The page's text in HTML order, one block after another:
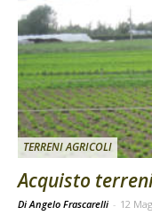
TERRENI AGRICOLI
Acquisto
Di Angelo Frascarelli - 12